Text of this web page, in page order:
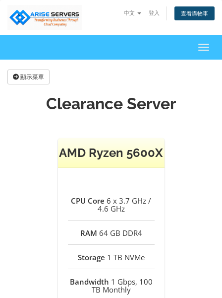
中文 登入 查看購物車
切換
顯示菜單
Clearance Server
AMD Ryzen 5600X
CPU Core 6 x 3.7 GHz /
4.6 GHz
RAM 64 GB DDR4
Storage 1 TB NVMe
Bandwidth 1 Gbps, 100
TB Monthly